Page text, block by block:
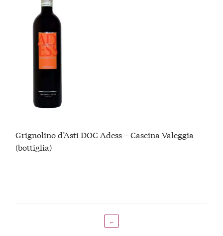
Grignolino d’Asti DOC Adess – Cascina Valeggia
(bottiglia)
←